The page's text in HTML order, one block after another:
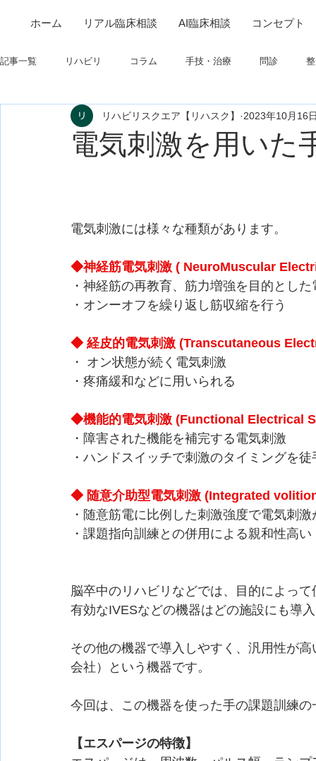
ホーム リアル臨床相談 AI臨床相談 コンセプト
記事一覧 リハビリ コラム 手技・治療 問診
制度関連 学会・研究関連 高次脳機能障害
電気刺激を用いた
リハビリスクエア【リハスク】 2023年10月16
電気刺激には様々な種類があります。
◆神経筋電気刺激 ( NeuroMuscular
・神経筋の再教育、筋力増強を目的とし
・オンーオフを繰り返し筋収縮を行う
◆ 経皮的電気刺激 (Transcutaneous
・ オン状態が続く電気刺激
・疼痛緩和などに用いられる
◆機能的電気刺激 (Functional Electrical
・障害された機能を補完する電気刺激
・ハンドスイッチで刺激のタイミングを
◆ 随意介助型電気刺激 (Integrated
・随意筋電に⽐例した刺激強度で電気刺
・課題指向訓練との併用による親和性高い
脳卒中のリハビリなどでは、目的によっ
有効なIVESなどの機器はどの施設にも導
その他の機器で導入しやすく、汎用性が
会社）という機器です。
今回は、この機器を使った手の課題訓練
【エスパージの特徴】